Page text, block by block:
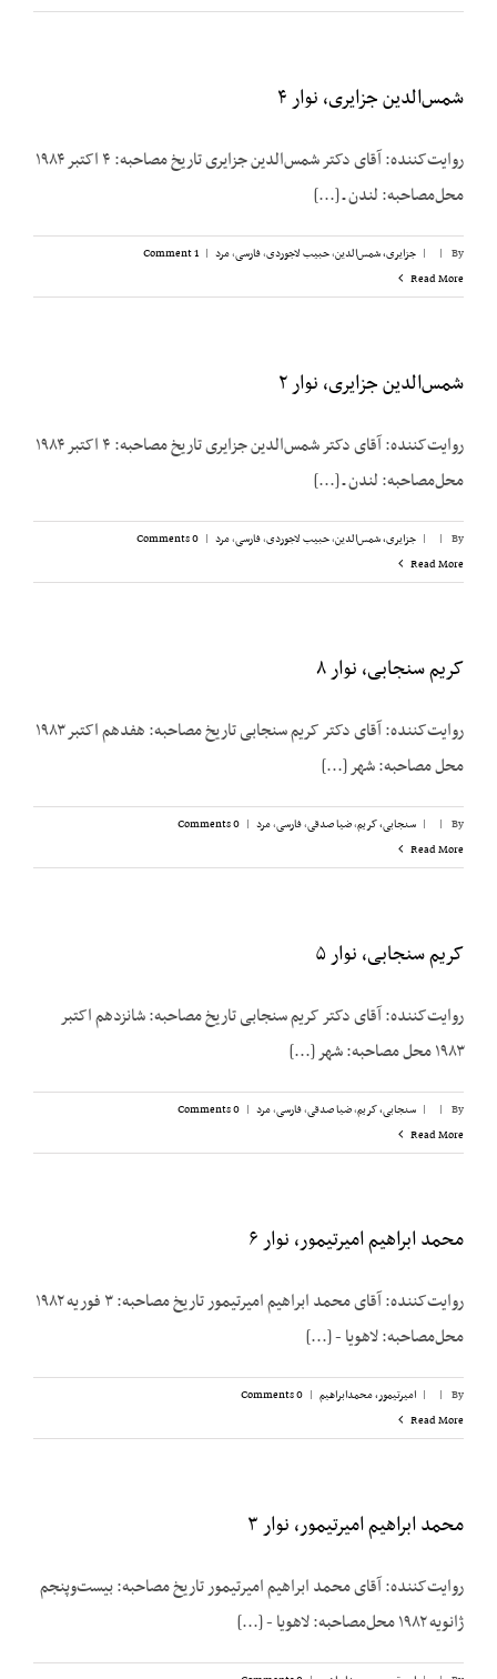
شمس‌الدین جزایری، نوار ۴
روایت‌کننده: آقای دکتر شمس‌الدین جزایری تاریخ مصاحبه: ۴ اکتبر ۱۹۸۴
محل‌مصاحبه: لندن ـ [...]
By
|
| جزایری، شمس‌الدین,حبیب لاجوردی,فارسی,مرد |
1 Comment
Read More
شمس‌الدین جزایری، نوار ۲
روایت‌کننده: آقای دکتر شمس‌الدین جزایری تاریخ مصاحبه: ۴ اکتبر ۱۹۸۴
محل‌مصاحبه: لندن ـ [...]
By
|
| جزایری، شمس‌الدین,حبیب لاجوردی,فارسی,مرد |
0 Comments
Read More
کریم سنجابی، نوار ۸
روایت‌‌کننده: آقای دکتر کریم سنجابی تاریخ مصاحبه: هفدهم اکتبر ۱۹۸۳
محل مصاحبه: شهر [...]
By
|
| سنجابی، کریم,ضیا صدقی,فارسی,مرد |
0 Comments
Read More
کریم سنجابی، نوار ۵
روایت‌‌کننده: آقای دکتر کریم سنجابی تاریخ مصاحبه: شانزدهم اکتبر
۱۹۸۳ محل مصاحبه: شهر [...]
By
|
| سنجابی، کریم,ضیا صدقی,فارسی,مرد |
0 Comments
Read More
محمد ابراهیم امیرتیمور، نوار ۶
روایت‌کننده: آقای محمد ابراهیم امیرتیمور تاریخ مصاحبه: ۳ فوریه ۱۹۸۲
محل‌مصاحبه: لاهویا - [...]
By
|
| امیرتیمور، محمدابراهیم |
0 Comments
Read More
محمد ابراهیم امیرتیمور، نوار ۳
روایت‌کننده: آقای محمد ابراهیم امیرتیمور تاریخ مصاحبه: بیست‌وپنجم
ژانویه ۱۹۸۲ محل‌مصاحبه: لاهویا - [...]